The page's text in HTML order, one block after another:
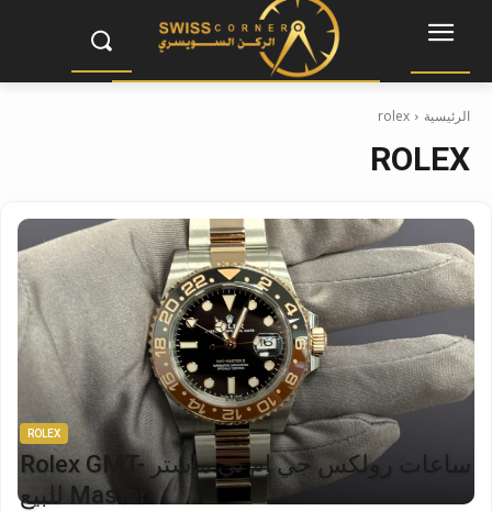
الرئيسية rolex
ROLEX
ROLEX
ساعات رولكس جي إم تي ماستر Rolex GMT-
Master للبيع